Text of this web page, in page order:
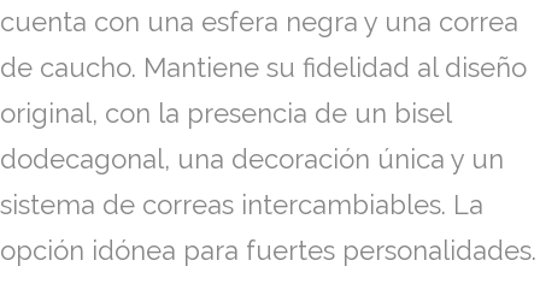
cuenta con una esfera negra y una correa
de caucho. Mantiene su fidelidad al diseño
original, con la presencia de un bisel
dodecagonal, una decoración única y un
sistema de correas intercambiables. La
opción idónea para fuertes personalidades.